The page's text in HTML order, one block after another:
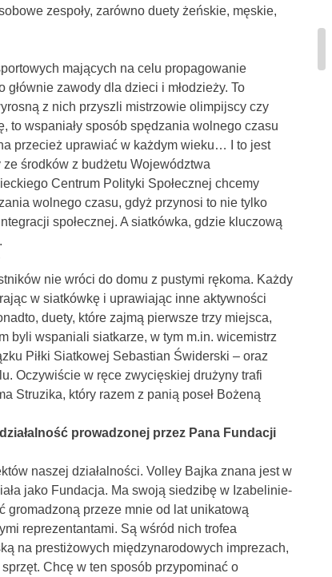
zespoły, zarówno duety żeńskie, męskie,
mających na celu propagowanie
zawody dla dzieci i młodzieży. To
z nich przyszli mistrzowie olimpijscy czy
to wspaniały sposób spędzania wolnego czasu
przecież uprawiać w każdym wieku… I to jest
środków z budżetu Województwa
Centrum Polityki Społecznej chcemy
wolnego czasu, gdyż przynosi to nie tylko
społecznej. A siatkówka, gdzie kluczową
nie wróci do domu z pustymi rękoma. Każdy
w siatkówkę i uprawiając inne aktywności
duety, które zajmą pierwsze trzy miejsca,
byli wspaniali siatkarze, w tym m.in. wicemistrz
Piłki Siatkowej Sebastian Świderski – oraz
Oczywiście w ręce zwycięskiej drużyny trafi
Struzika, który razem z panią poseł Bożeną
prowadzonej przez Pana Fundacji
naszej działalności. Volley Bajka znana jest w
jako Fundacja. Ma swoją siedzibę w Izabelinie-
gromadzoną przeze mnie od lat unikatową
reprezentantami. Są wśród nich trofea
na prestiżowych międzynarodowych imprezach,
Chcę w ten sposób przypominać o